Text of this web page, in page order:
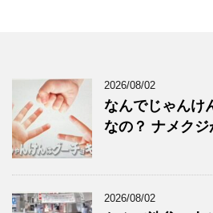
2026/08/02
なんでじゃんけ
なの？ ナメク
2026/08/02